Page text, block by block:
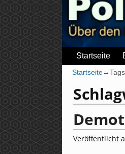
Startseite
Startseite→Tags
Veröffentlicht